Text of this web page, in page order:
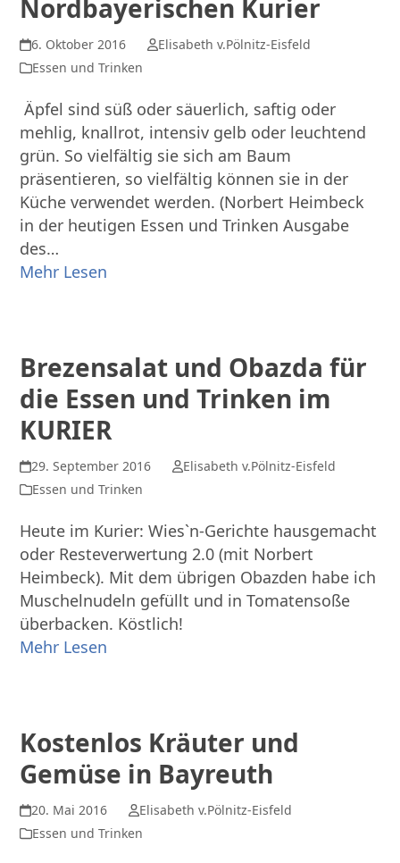
Nordbayerischen Kurier
6. Oktober 2016
Elisabeth v.Pölnitz-Eisfeld
Essen und Trinken
Äpfel sind süß oder säuerlich, saftig oder
mehlig, knallrot, intensiv gelb oder leuchtend
grün. So vielfältig sie sich am Baum
präsentieren, so vielfältig können sie in der
Küche verwendet werden. (Norbert Heimbeck
in der heutigen Essen und Trinken Ausgabe
des…
Mehr Lesen
Brezensalat und Obazda für
die Essen und Trinken im
KURIER
29. September 2016
Elisabeth v.Pölnitz-Eisfeld
Essen und Trinken
Heute im Kurier: Wies`n-Gerichte hausgemacht
oder Resteverwertung 2.0 (mit Norbert
Heimbeck). Mit dem übrigen Obazden habe ich
Muschelnudeln gefüllt und in Tomatensoße
überbacken. Köstlich!
Mehr Lesen
Kostenlos Kräuter und
Gemüse in Bayreuth
20. Mai 2016
Elisabeth v.Pölnitz-Eisfeld
Essen und Trinken